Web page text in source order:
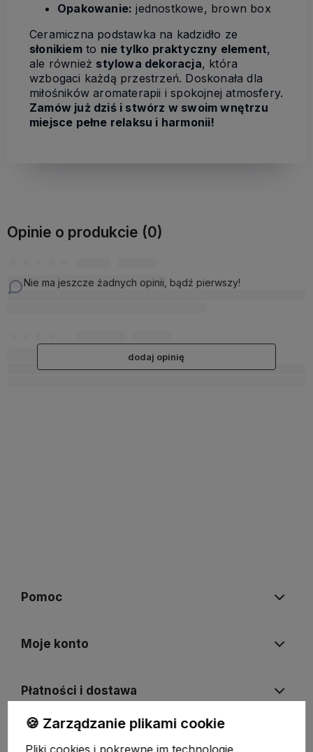
Opakowanie: jednostkowe, brown box
Ceramiczna podstawka na kadzidło ze
słonikiemto nie tylko praktyczny element,
ale również stylowa dekoracja, która
wzbogaci każdą przestrzeń. Doskonała dla
miłośników aromaterapii i spokojnej atmosfery.
Zamów już dziś i stwórz w swoim wnętrzu
miejsce pełne relaksu i harmonii!
Opinie o produkcie (0)
Nie ma jeszcze żadnych opinii, bądź pierwszy!
dodaj opinię
Pomoc
Moje konto
Płatności i dostawa
🍪 Zarządzanie plikami cookie
Pliki cookies i pokrewne im technologie